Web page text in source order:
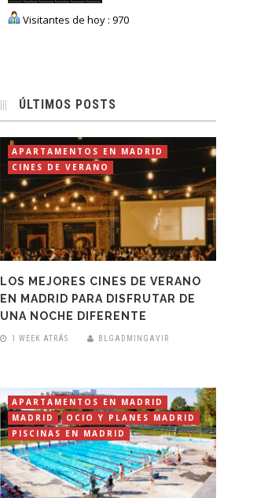
Visitantes de hoy : 970
ÚLTIMOS POSTS
APARTAMENTOS EN MADRID
CINES DE VERANO
LOS MEJORES CINES DE VERANO
EN MADRID PARA DISFRUTAR DE
UNA NOCHE DIFERENTE
1 WEEK ATRÁS BLGADMINGAVIR
APARTAMENTOS EN MADRID
MADRID
OCIO Y PLANES MADRID
PISCINAS EN MADRID